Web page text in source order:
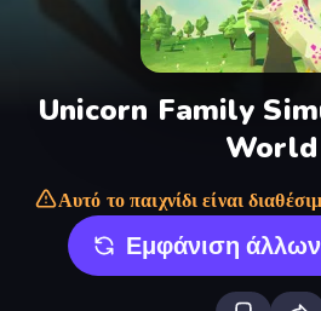
Unicorn Family
World
Αυτό το παιχνίδι είναι
Εμφάνιση